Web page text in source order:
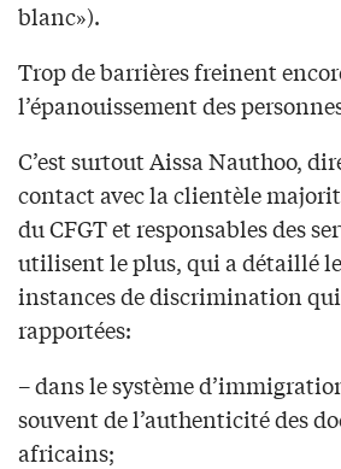
blanc»).
Trop de barrières freinent
l’épanouissement des
C’est surtout Aissa Nauthoo,
contact avec la clientèle
du CFGT et responsables des
utilisent le plus, qui a détaillé
instances de discrimination
rapportées:
– dans le système
souvent de l’authenticité des
africains;